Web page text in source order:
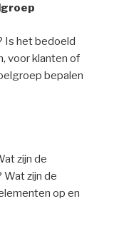
Is het bedoeld
voor klanten of
bepalen
zijn de
zijn de
op en